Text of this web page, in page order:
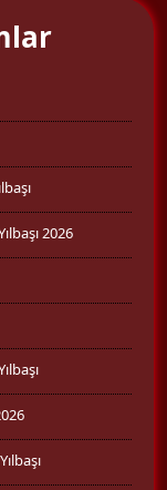
2026